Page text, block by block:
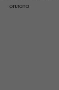
оплата